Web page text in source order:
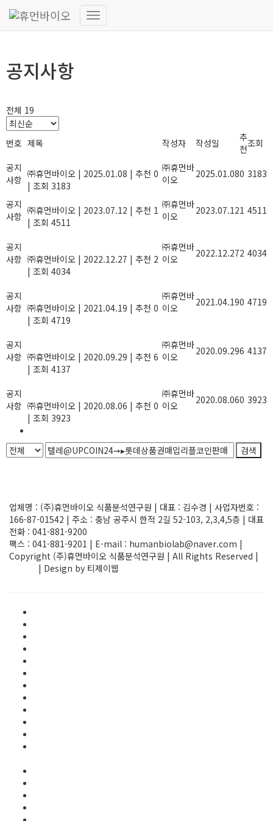
내
정보마당
공지사항
전체 19
번호 제목 작성자 작성일
추
천조회
공지
사항 ㈜휴먼바이오 | 2025.01.08 | 추천 0
| 조회 3183
㈜휴먼바
이오
2025.01.080 3183
공지
사항 ㈜휴먼바이오 | 2023.07.12 | 추천 1
| 조회 4511
㈜휴먼바
이오
2023.07.121 4511
공지
사항 ㈜휴먼바이오 | 2022.12.27 | 추천 2
| 조회 4034
㈜휴먼바
이오
2022.12.272 4034
공지
사항 ㈜휴먼바이오 | 2021.04.19 | 추천 0
| 조회 4719
㈜휴먼바
이오
2021.04.190 4719
공지
사항 ㈜휴먼바이오 | 2020.09.29 | 추천 6
| 조회 4137
㈜휴먼바
이오
2020.09.296 4137
공지
사항 ㈜휴먼바이오 | 2020.08.06 | 추천 0
| 조회 3923
㈜휴먼바
이오
2020.08.060 3923
검색
업체명 : (주)휴먼바이오 식품분석연구원 | 대표 : 김수경 | 사업자번호 :
166-87-01542 | 주소 : 충남 공주시 한적 2길 52-103, 2,3,4,5층 | 대표
전화 : 041-881-9200
팩스 : 041-881-9201 | E-mail : humanbiolab@naver.com |
Copyright (주)휴먼바이오 식품분석연구원 | All Rights Reserved |
| Design by 티제이웹